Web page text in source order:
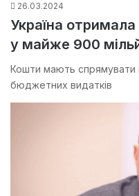
26.03.2024
Україна
у майже 900
Кошти мають спрямувати
бюджетних видатків